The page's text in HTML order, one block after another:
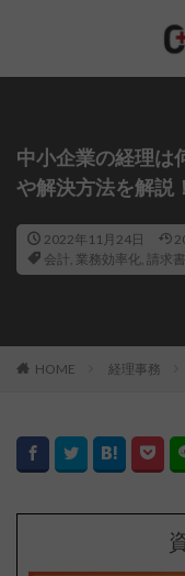
中小企業の経理は
や解決方法を解説！
2022年11月24日
会計, 業務効率化, 請求書
HOME 経理事務